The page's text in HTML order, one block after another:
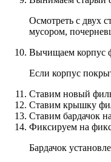
Осмотреть с двух
мусором,
Вычищаем корпус
Если корпус
Ставим новый
Ставим крышку
Ставим бардачок
Фиксируем на
Бардачок